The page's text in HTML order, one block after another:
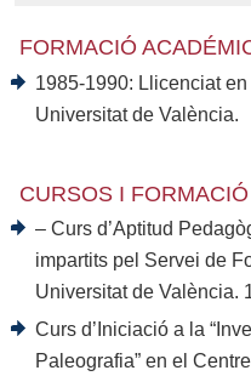
FORMACIÓ
1985-1990: Llicenciat
Universitat de València.
CURSOS I
– Curs d’Aptitud
impartits pel Servei de
Universitat de València.
Curs d’Iniciació a la
Paleografia” en el